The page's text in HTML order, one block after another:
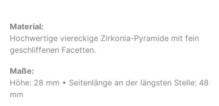
Material:
Hochwertige viereckige Zirkonia-Pyramide mit fein
geschliffenen Facetten.
Maße:
Höhe: 28 mm • Seitenlänge an der längsten Stelle: 48
mm